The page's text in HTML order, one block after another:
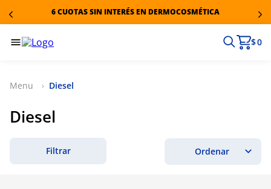
6 CUOTAS SIN INTERÉS EN DERMOCOSMÉTICA
$ 0
Diesel
Diesel
Filtrar